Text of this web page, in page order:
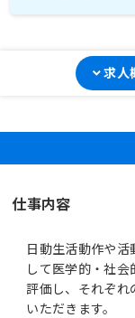
求人
仕事内容
日動生活動作や
して医学的・社
評価し、それぞれ
いただきます。